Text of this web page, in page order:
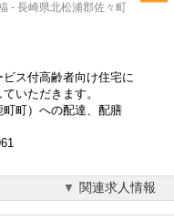
長崎県北松浦郡佐々町
ス付高齢者向け住宅に
いただきます。
町町）への配達、配膳
関連求人情報